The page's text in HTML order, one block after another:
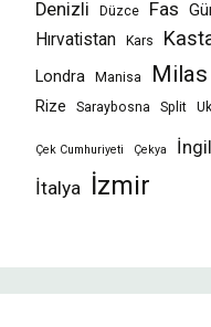
Denizli Düzce Fas
Hırvatistan
Kars
Londra
Manisa Milas
Rize Saraybosna Split
Çek Cumhuriyeti Çekya
İtalya İzmir